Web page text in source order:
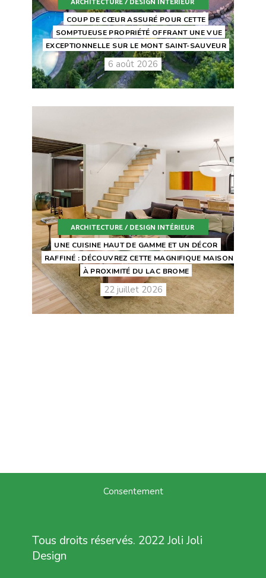
COUP DE CŒUR ASSURÉ POUR CETTE
SOMPTUEUSE PROPRIÉTÉ OFFRANT UNE VUE
EXCEPTIONNELLE SUR LE MONT SAINT-SAUVEUR
6 août 2026
ARCHITECTURE / DESIGN INTÉRIEUR
UNE CUISINE HAUT DE GAMME ET UN DÉCOR
RAFFINÉ : DÉCOUVREZ CETTE MAGNIFIQUE MAISON
À PROXIMITÉ DU LAC BROME
22 juillet 2026
Consentement
Tous droits réservés. 2022 Joli Joli
Design